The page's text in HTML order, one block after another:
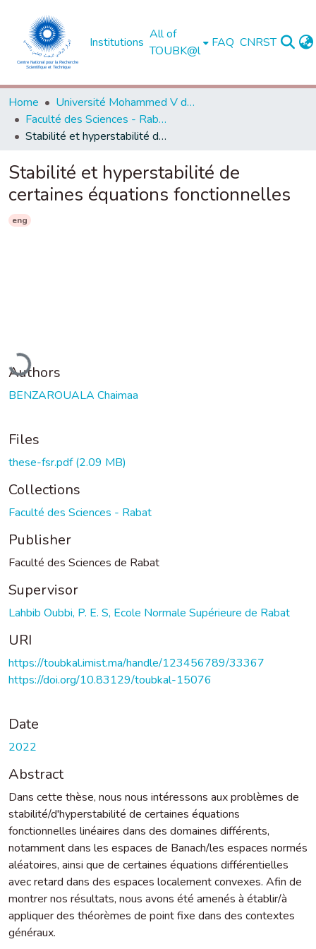
Institutions
All of
TOUBK@l
FAQ CNRST
Home
Université Mohammed V de Rabat
Faculté des Sciences - Rabat
Stabilité et hyperstabilité de certaines équations fonctionnelles
Stabilité et hyperstabilité de
certaines équations fonctionnelles
eng
Loading...
Authors
BENZAROUALA Chaimaa
Files
these-fsr.pdf(2.09 MB)
Collections
Faculté des Sciences - Rabat
Publisher
Faculté des Sciences de Rabat
Supervisor
Lahbib Oubbi, P. E. S, Ecole Normale Supérieure de Rabat
URI
https://toubkal.imist.ma/handle/123456789/33367
https://doi.org/10.83129/toubkal-15076
Date
2022
Abstract
Dans cette thèse, nous nous intéressons aux problèmes de
stabilité/d'hyperstabilité de certaines équations
fonctionnelles linéaires dans des domaines différents,
notamment dans les espaces de Banach/les espaces normés
aléatoires, ainsi que de certaines équations différentielles
avec retard dans des espaces localement convexes. Afin de
montrer nos résultats, nous avons été amenés à établir/à
appliquer des théorèmes de point fixe dans des contextes
généraux.